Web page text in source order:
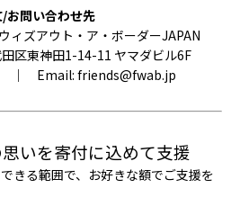
/お問い合わせ先
ィズアウト・ア・ボーダーJAPAN
区東神田1-14-11 ヤマダビル6F
｜ Email: friends@fwab.jp
いを寄付に込めて支援
きる範囲で、お好きな額でご支援を